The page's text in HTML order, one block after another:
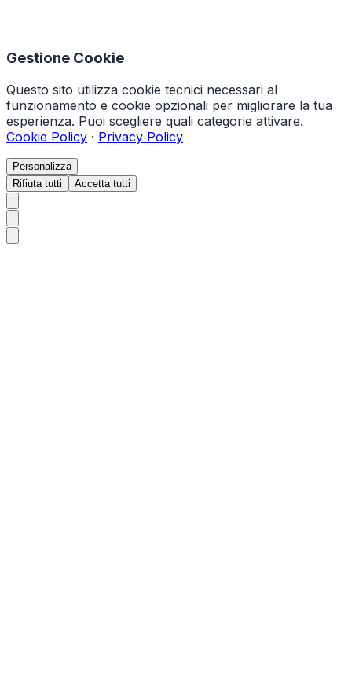
Gestione Cookie
Questo sito utilizza cookie tecnici necessari al
funzionamento e cookie opzionali per migliorare la tua
esperienza. Puoi scegliere quali categorie attivare.
Cookie Policy · Privacy Policy
Personalizza
Rifiuta tutti
Accetta tutti